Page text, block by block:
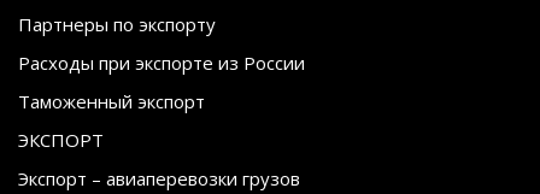
Партнеры по экспорту
Расходы при экспорте из России
Таможенный экспорт
ЭКСПОРТ
Экспорт – авиаперевозки грузов